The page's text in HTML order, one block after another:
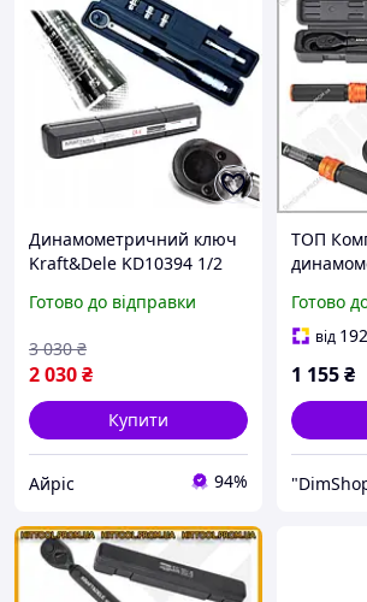
Динамометричний ключ
Kraft&Dele KD10394 1/2
головок 17 19 21 мм
регулювання моменту
міцний
Готово до відправки
2 030₴
3 030 ₴
Купити
Айріс 94%
ТОП
точного
болтів
Готово
від 192
1 155₴